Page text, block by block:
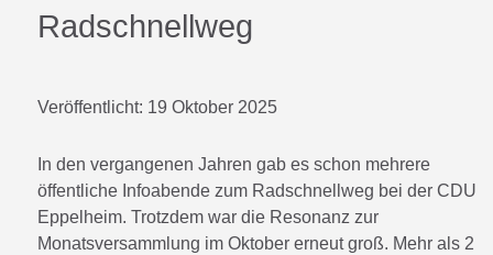
Radschnellweg
Veröffentlicht: 19 Oktober 2025
In den vergangenen Jahren gab es schon mehrere
öffentliche Infoabende zum Radschnellweg bei der CDU
Eppelheim. Trotzdem war die Resonanz zur
Monatsversammlung im Oktober erneut groß. Mehr als 2